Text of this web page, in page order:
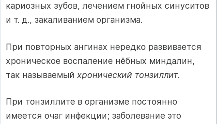
кариозных зубов, лечением гнойных синуситов
и т. д., закаливанием организма.
При повторных ангинах нередко развивается
хроническое воспаление нёбных миндалин,
так называемый хронический тонзиллит.
При тонзиллите в организме постоянно
имеется очаг инфекции; заболевание это